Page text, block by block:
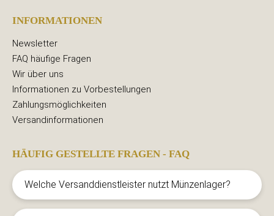
INFORMATIONEN
Newsletter
FAQ häufige Fragen
Wir über uns
Informationen zu Vorbestellungen
Zahlungsmöglichkeiten
Versandinformationen
HÄUFIG GESTELLTE FRAGEN - FAQ
Welche Versanddienstleister nutzt Münzenlager?